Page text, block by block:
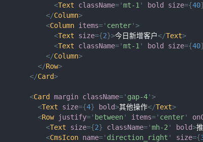
<Text className='mt-1 ' bold size={40
</Column>
<Column items=' center'>
<Text size={2}>今日新增客户</Text>
<Text className='mt-1 ' bold size={40
</Column>
</Row>
</Card>
<Card margin className=' gap-4'>
<Text size={4} bold>其他操作</Text>
<Row justify=' between' items=' center'
<Text size={2} className='mh-2 ' bold>
<CmsIcon name=' direction_right ' size={